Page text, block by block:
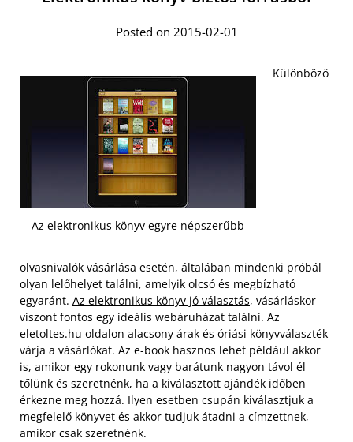
Posted on 2015-02-01
Az elektronikus könyv egyre népszerűbb
Különböző
olvasnivalók vásárlása esetén, általában mindenki próbál
olyan lelőhelyet találni, amelyik olcsó és megbízható
egyaránt. Az elektronikus könyv jó választás, vásárláskor
viszont fontos egy ideális webáruházat találni. Az
eletoltes.hu oldalon alacsony árak és óriási könyvválaszték
várja a vásárlókat. Az e-book hasznos lehet például akkor
is, amikor egy rokonunk vagy barátunk nagyon távol él
tőlünk és szeretnénk, ha a kiválasztott ajándék időben
érkezne meg hozzá. Ilyen esetben csupán kiválasztjuk a
megfelelő könyvet és akkor tudjuk átadni a címzettnek,
amikor csak szeretnénk.